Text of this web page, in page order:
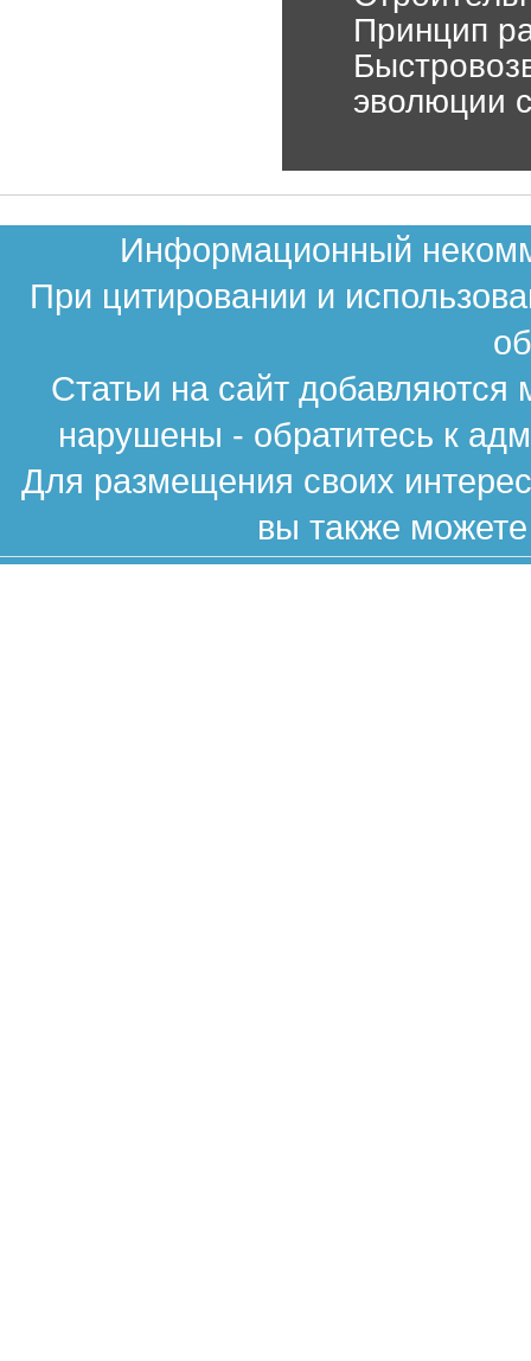
Принцип
эволюции
Информационный
При цитировании и
Статьи на сайт
нарушены - обратитесь к
Для размещения своих
вы также